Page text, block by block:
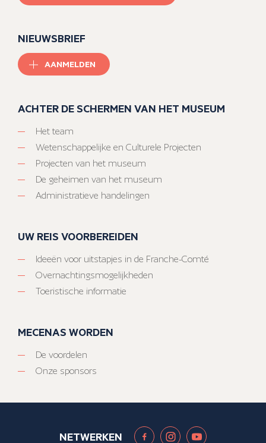
NIEUWSBRIEF
AANMELDEN
ACHTER DE SCHERMEN VAN HET MUSEUM
Het team
Wetenschappelijke en Culturele Projecten
Projecten van het museum
De geheimen van het museum
Administratieve handelingen
UW REIS VOORBEREIDEN
Ideeën voor uitstapjes in de Franche-Comté
Overnachtingsmogelijkheden
Toeristische informatie
MECENAS WORDEN
De voordelen
Onze sponsors
NETWERKEN